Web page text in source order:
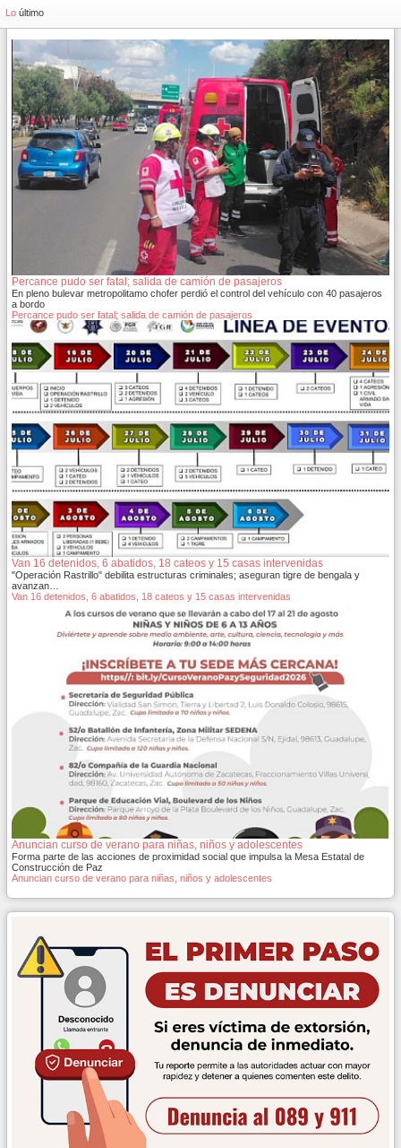
Lo último
Percance pudo ser fatal; salida de camión de pasajeros
En pleno bulevar metropolitamo chofer perdió el control del vehículo con 40 pasajeros
a bordo
Percance pudo ser fatal; salida de camión de pasajeros
Van 16 detenidos, 6 abatidos, 18 cateos y 15 casas intervenidas
"Operación Rastrillo" debilita estructuras criminales; aseguran tigre de bengala y
avanzan…
Van 16 detenidos, 6 abatidos, 18 cateos y 15 casas intervenidas
Anuncian curso de verano para niñas, niños y adolescentes
Forma parte de las acciones de proximidad social que impulsa la Mesa Estatal de
Construcción de Paz
Anuncian curso de verano para niñas, niños y adolescentes